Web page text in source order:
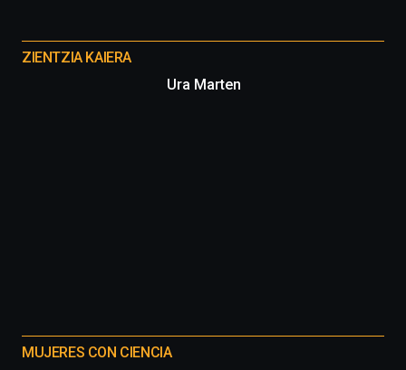
proyectos
ZIENTZIA KAIERA
Ura Marten
MUJERES CON CIENCIA